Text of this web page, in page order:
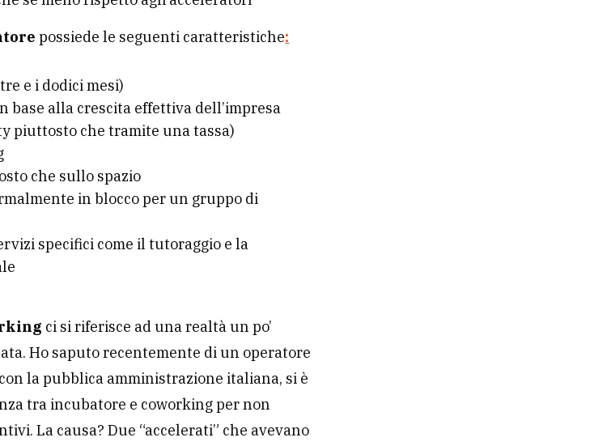
possiede le seguenti caratteristiche:
e i dodici mesi)
alla crescita effettiva dell’impresa
piuttosto che tramite una tassa)
che sullo spazio
in blocco per un gruppo di
specifici come il tutoraggio e la
ci si riferisce ad una realtà un po’
Ho saputo recentemente di un operatore
la pubblica amministrazione italiana, si è
tra incubatore e coworking per non
La causa? Due “accelerati” che avevano